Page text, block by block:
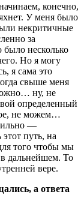
конечно,
У меня было
некритичные
за
несколько
Но я могу
я сама это
свыше меня
ну, не
определенный
не можем…
—
путь, на
того чтобы мы
дальнейшем. То
вере.
а ответа